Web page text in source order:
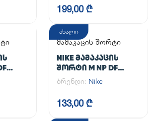
199,00 ₾
7IN
ახალი
მამაკაცის შორტი
NIKE ᲛᲐᲛᲐᲙᲐᲪᲘᲡ
ᲨᲝᲠᲢᲘ M NP DF
LONG SHORT
ბრენდი: Nike
133,00 ₾